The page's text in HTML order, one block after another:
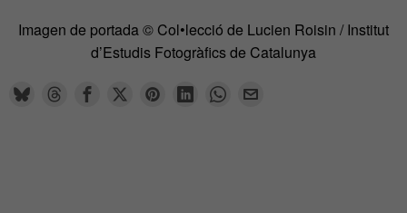
Imagen de portada © Col•lecció de Lucien Roisin / Institut
d’Estudis Fotogràfics de Catalunya